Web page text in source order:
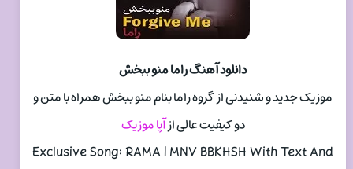
دانلود آهنگ راما منو ببخش
موزیک جدید و شنیدنی از گروه راما بنام منو ببخش همراه با متن و
دو کیفیت عالی ازآپا موزیک
Exclusive Song: RAMA | MNV BBKHSH With Text And